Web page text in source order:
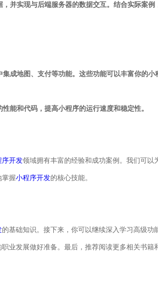
并实现与后端服务器的数据交互。结合实际案例
成地图、支付等功能。这些功能可以丰富你的小
能和代码，提高小程序的运行速度和稳定性。
序开发领域拥有丰富的经验和成功案例。我们可以
掌握小程序开发的核心技能。
的基础知识。接下来，你可以继续深入学习高级
业发展做好准备。最后，推荐阅读更多相关书